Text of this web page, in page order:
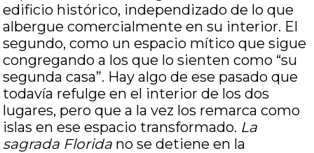
edificio histórico, independizado de lo que
albergue comercialmente en su interior. El
segundo, como un espacio mítico que sigue
congregando a los que lo sienten como “su
segunda casa”. Hay algo de ese pasado que
todavía refulge en el interior de los dos
lugares, pero que a la vez los remarca como
islas en ese espacio transformado. La
sagrada Florida no se detiene en la